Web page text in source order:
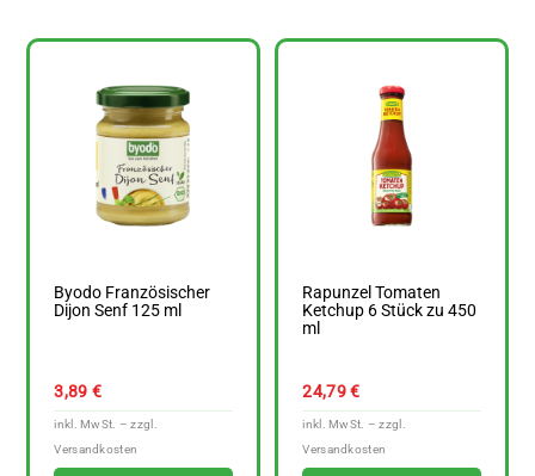
Byodo Französischer
Dijon Senf 125 ml
3,89 €
Rapunzel Tomaten
Ketchup 6 Stück zu 450
ml
24,79€